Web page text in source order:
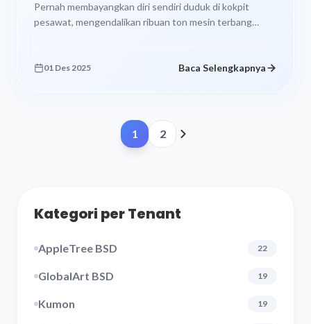
Pernah membayangkan diri sendiri duduk di kokpit
pesawat, mengendalikan ribuan ton mesin terbang
01 Des 2025 Baca Selengkapnya
1 2
Kategori per Tenant
AppleTree BSD 22
GlobalArt BSD 19
Kumon 19